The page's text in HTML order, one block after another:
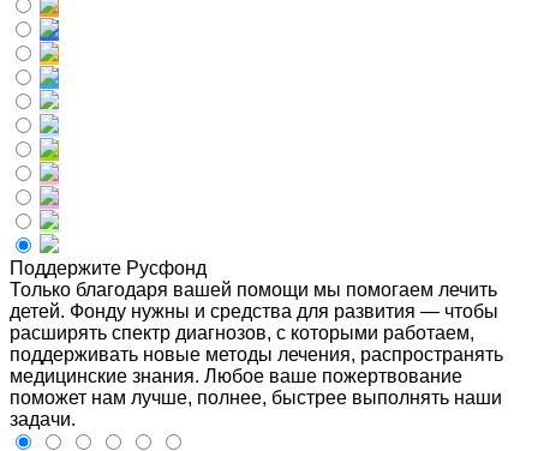
Поддержите Русфонд
Только благодаря вашей помощи мы помогаем лечить
детей. Фонду нужны и средства для развития — чтобы
расширять спектр диагнозов, с которыми работаем,
поддерживать новые методы лечения, распространять
медицинские знания. Любое ваше пожертвование
поможет нам лучше, полнее, быстрее выполнять наши
задачи.